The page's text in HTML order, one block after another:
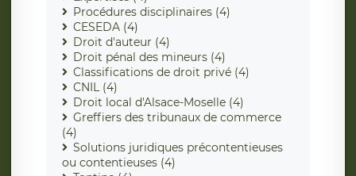
Procédures disciplinaires (4)
CESEDA (4)
Droit d'auteur (4)
Droit pénal des mineurs (4)
Classifications de droit privé (4)
CNIL (4)
Droit local d'Alsace-Moselle (4)
Greffiers des tribunaux de commerce
(4)
Solutions juridiques précontentieuses
ou contentieuses (4)